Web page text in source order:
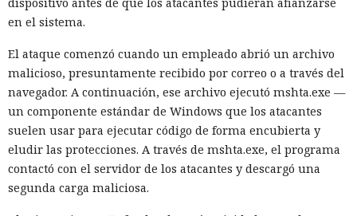
en el sistema.
El ataque comenzó cuando un empleado abrió un archivo
malicioso, presuntamente recibido por correo o a través del
navegador. A continuación, ese archivo ejecutó mshta.exe —
un componente estándar de Windows que los atacantes
suelen usar para ejecutar código de forma encubierta y
eludir las protecciones. A través de mshta.exe, el programa
contactó con el servidor de los atacantes y descargó una
segunda carga maliciosa.